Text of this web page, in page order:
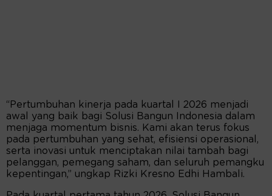
“Pertumbuhan kinerja pada kuartal I 2026 menjadi
awal yang baik bagi Solusi Bangun Indonesia dalam
menjaga momentum bisnis. Kami akan terus fokus
pada pertumbuhan yang sehat, efisiensi operasional,
serta inovasi untuk menciptakan nilai tambah bagi
pelanggan, pemegang saham, dan seluruh pemangku
kepentingan,” ungkap Rizki Kresno Edhi Hambali.